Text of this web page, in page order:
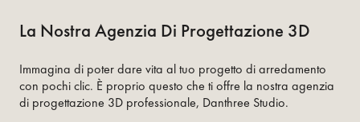
La Nostra Agenzia Di Progettazione 3D
Immagina di poter dare vita al tuo progetto di arredamento
con pochi clic. È proprio questo che ti offre la nostra agenzia
di progettazione 3D professionale, Danthree Studio.